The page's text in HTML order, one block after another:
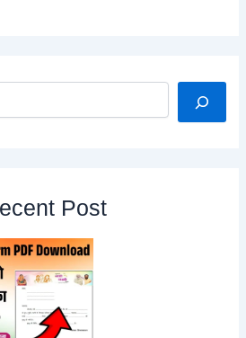
Post